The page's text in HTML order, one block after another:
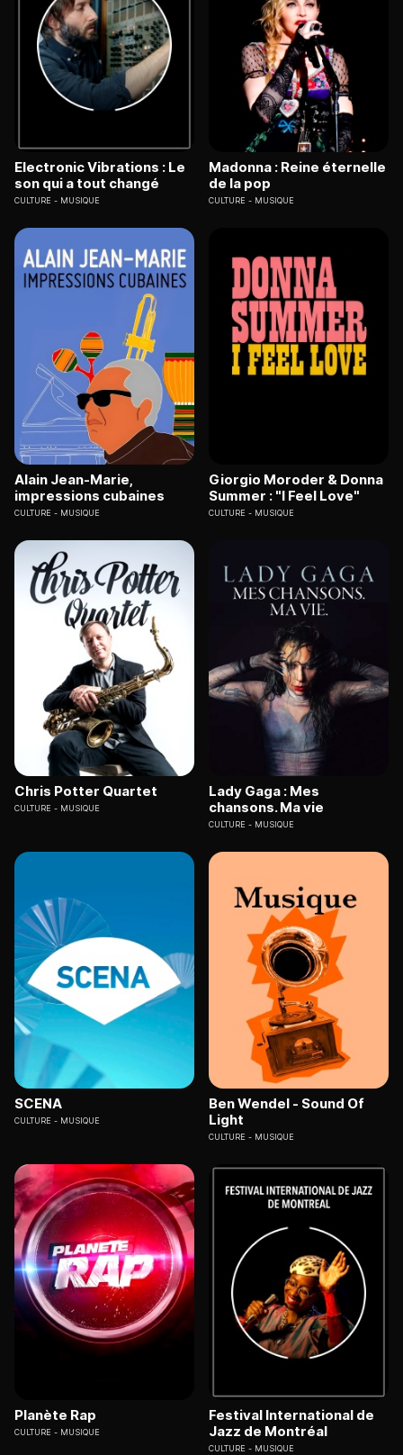
Electronic Vibrations : Le
son qui a tout changé
CULTURE MUSIQUE
Madonna : Reine éternelle
de la pop
CULTURE MUSIQUE
Alain Jean-Marie,
impressions cubaines
CULTURE MUSIQUE
Giorgio Moroder & Donna
Summer : "I Feel Love"
CULTURE MUSIQUE
Chris Potter Quartet
CULTURE MUSIQUE
Lady Gaga : Mes
chansons. Ma vie
CULTURE MUSIQUE
SCENA
CULTURE MUSIQUE
Ben Wendel - Sound Of
Light
CULTURE MUSIQUE
Planète Rap
CULTURE MUSIQUE
Festival International de
Jazz de Montréal
CULTURE MUSIQUE